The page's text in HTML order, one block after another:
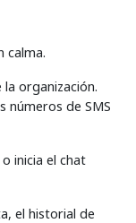
calma.
organización.
números de SMS
inicia el chat
el historial de